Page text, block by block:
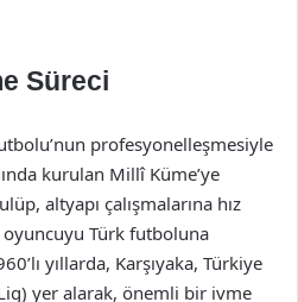
Süreci
profesyonelleşmesiyle
kurulan Millî Küme’ye
altyapı çalışmalarına hız
Türk futboluna
yıllarda, Karşıyaka, Türkiye
yer alarak, önemli bir ivme